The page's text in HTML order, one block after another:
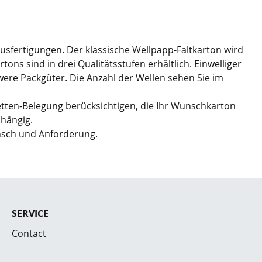
Der klassische Wellpapp-Faltkarton wird
sind in drei Qualitätsstufen erhältlich. Einwelliger
Packgüter. Die Anzahl der Wellen sehen Sie im
Belegung berücksichtigen, die Ihr Wunschkarton
und Anforderung.
SERVICE
Contact